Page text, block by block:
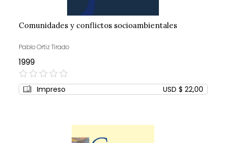
Comunidades y conflictos socioambientales
Pablo Ortiz Tirado
1999
0%
Impreso USD $ 22,00